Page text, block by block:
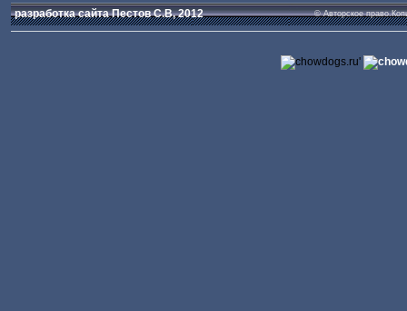
разработка сайта Пестов С.В, 2012 © Авторское